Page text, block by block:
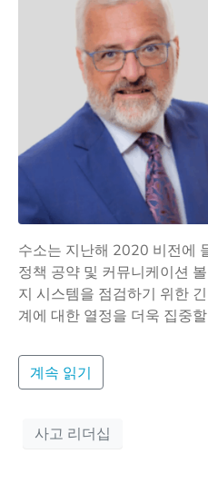
수소는 지난해 2020 비전에
정책 공약 및 커뮤니케이션
지 시스템을 점검하기 위한
계에 대한 열정을 더욱 집중
계속 읽기
사고 리더십